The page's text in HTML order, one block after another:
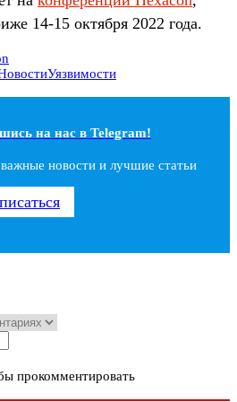
14-15 октября 2022 года.
Уязвимости
на наc в Telegram!
новости и лучшие статьи
прокомментировать